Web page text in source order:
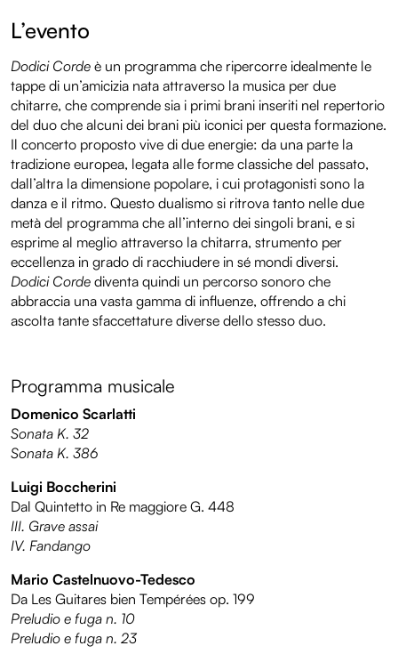
L’evento
Dodici Corde è un programma che ripercorre idealmente le
tappe di un’amicizia nata attraverso la musica per due
chitarre, che comprende sia i primi brani inseriti nel repertorio
del duo che alcuni dei brani più iconici per questa formazione.
Il concerto proposto vive di due energie: da una parte la
tradizione europea, legata alle forme classiche del passato,
dall’altra la dimensione popolare, i cui protagonisti sono la
danza e il ritmo. Questo dualismo si ritrova tanto nelle due
metà del programma che all’interno dei singoli brani, e si
esprime al meglio attraverso la chitarra, strumento per
eccellenza in grado di racchiudere in sé mondi diversi.
Dodici Corde diventa quindi un percorso sonoro che
abbraccia una vasta gamma di influenze, offrendo a chi
ascolta tante sfaccettature diverse dello stesso duo.
Programma musicale
Domenico Scarlatti
Sonata K. 32
Sonata K. 386
Luigi Boccherini
Dal Quintetto in Re maggiore G. 448
III. Grave assai
IV. Fandango
Mario Castelnuovo-Tedesco
Da Les Guitares bien Tempérées op. 199
Preludio e fuga n. 10
Preludio e fuga n. 23